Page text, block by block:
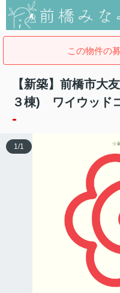
この物件の
【新築】前橋市
３棟) ワイウッド
-
1/1